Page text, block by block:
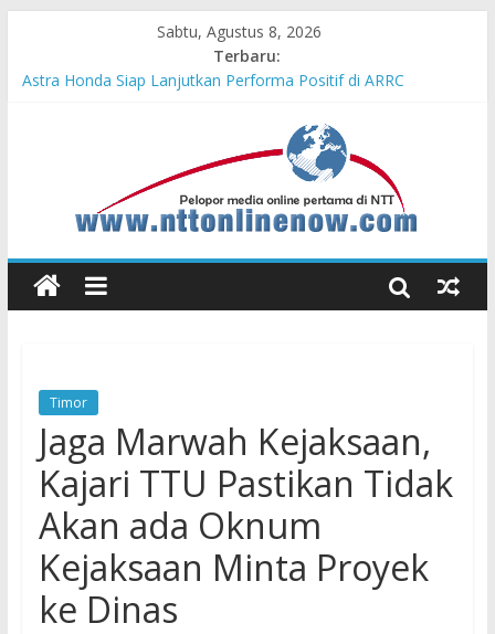
Sabtu, Agustus 8, 2026
Terbaru:
Teras Bank Indonesia Hadir di Belu, Bupati Willy : Terima Kasih
Astra Honda Siap Lanjutkan Performa Positif di ARRC
Dukung Ketahanan Pangan Lokal, PLN Kupang Pasok Listrik
Industri Penyimpanan Ayam Beku, Jelang Peringatan HUT RI
UMKM Mitra Binaan dengan Sentuhan Kemanusiaan dan
Keberlanjutan
Timor
Jaga Marwah Kejaksaan,
Kajari TTU Pastikan Tidak
Akan ada Oknum
Kejaksaan Minta Proyek
ke Dinas